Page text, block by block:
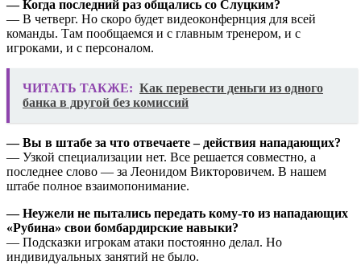
— Когда последний раз общались со Слуцким?
— В четверг. Но скоро будет видеоконфернция для всей
команды. Там пообщаемся и с главным тренером, и с
игроками, и с персоналом.
ЧИТАТЬ ТАКЖЕ: Как перевести деньги из одного
банка в другой без комиссий
— Вы в штабе за что отвечаете – действия нападающих?
— Узкой специализации нет. Все решается совместно, а
последнее слово — за Леонидом Викторовичем. В нашем
штабе полное взаимопонимание.
— Неужели не пытались передать кому-то из нападающих
«Рубина» свои бомбардирские навыки?
— Подсказки игрокам атаки постоянно делал. Но
индивидуальных занятий не было.